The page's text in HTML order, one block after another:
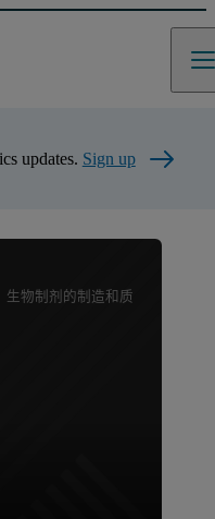
updates. Sign up
生物制剂的制造和质量控制 (QC)